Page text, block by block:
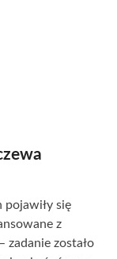
pojawiły się
z
zadanie zostało